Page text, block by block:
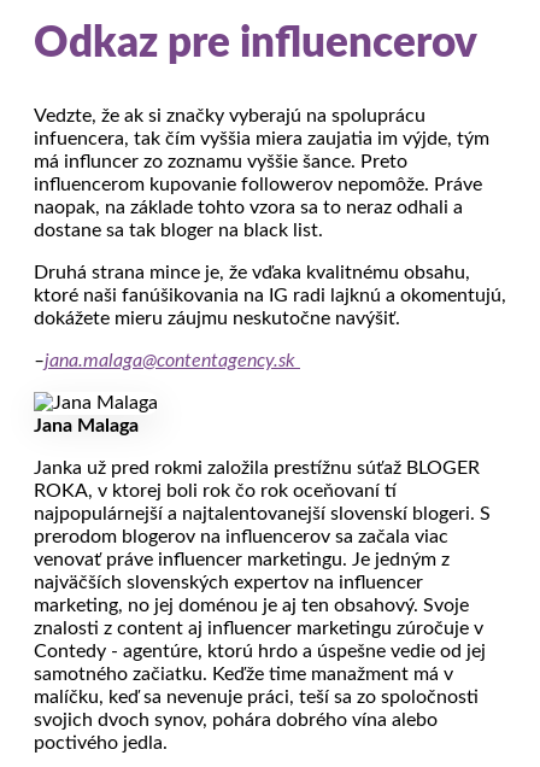
Odkaz pre influencerov
Vedzte, že ak si značky vyberajú na spoluprácu
infuencera, tak čím vyššia miera zaujatia im výjde, tým
má influncer zo zoznamu vyššie šance. Preto
influencerom kupovanie followerov nepomôže. Práve
naopak, na základe tohto vzora sa to neraz odhali a
dostane sa tak bloger na black list.
Druhá strana mince je, že vďaka kvalitnému obsahu,
ktoré naši fanúšikovania na IG radi lajknú a okomentujú,
dokážete mieru záujmu neskutočne navýšiť.
–jana.malaga@contentagency.sk
Jana Malaga
Janka už pred rokmi založila prestížnu súťaž BLOGER
ROKA, v ktorej boli rok čo rok oceňovaní tí
najpopulárnejší a najtalentovanejší slovenskí blogeri. S
prerodom blogerov na influencerov sa začala viac
venovať práve influencer marketingu. Je jedným z
najväčších slovenských expertov na influencer
marketing, no jej doménou je aj ten obsahový. Svoje
znalosti z content aj influencer marketingu zúročuje v
Contedy - agentúre, ktorú hrdo a úspešne vedie od jej
samotného začiatku. Keďže time manažment má v
malíčku, keď sa nevenuje práci, teší sa zo spoločnosti
svojich dvoch synov, pohára dobrého vína alebo
poctivého jedla.